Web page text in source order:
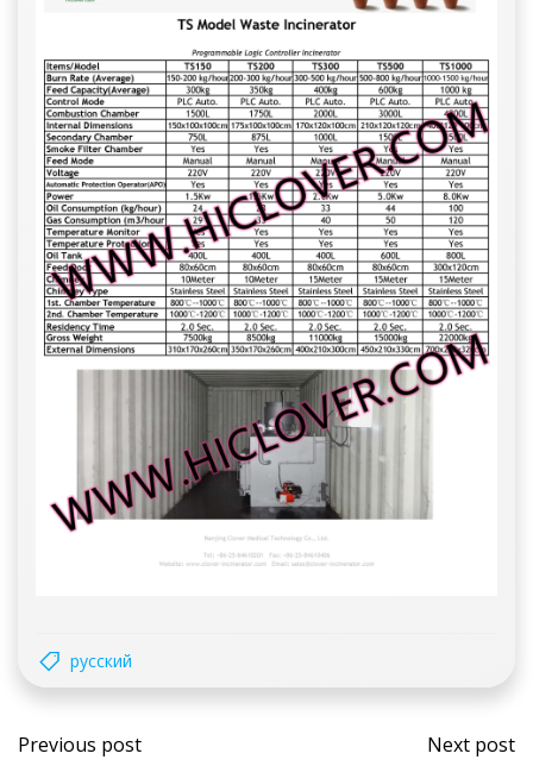
русский
Post
Previous post
Post
Next post